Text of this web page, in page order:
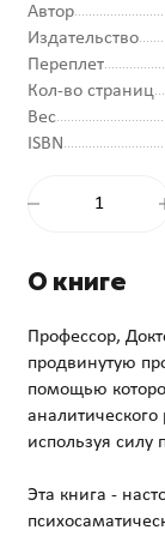
Автор
Издательство
Переплет
Кол-во страниц
Вес
ISBN
О книге
Профессор,
продвинутую
помощью
используя силу
Эта книга -